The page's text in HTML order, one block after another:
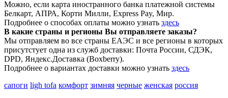
Можно, если карта иностранного банка платежной системы
Белкарт, АПРА, Корти Милли, Express Pay, Мир.
Подробнее о способах оплаты можно узнать здесь
В какие страны и регионы Вы отправляете заказы?
Мы отправляем во все страны ЕАЭС и все регионы в которых
присутстует одна из служб доставки: Почта России, СДЭК,
DPD, Яндекс.Доставка (Boxberry).
Подробнее о вариантах доставки можно узнать здесь
сапоги ligh tofa комфорт зимняя черные женская россия